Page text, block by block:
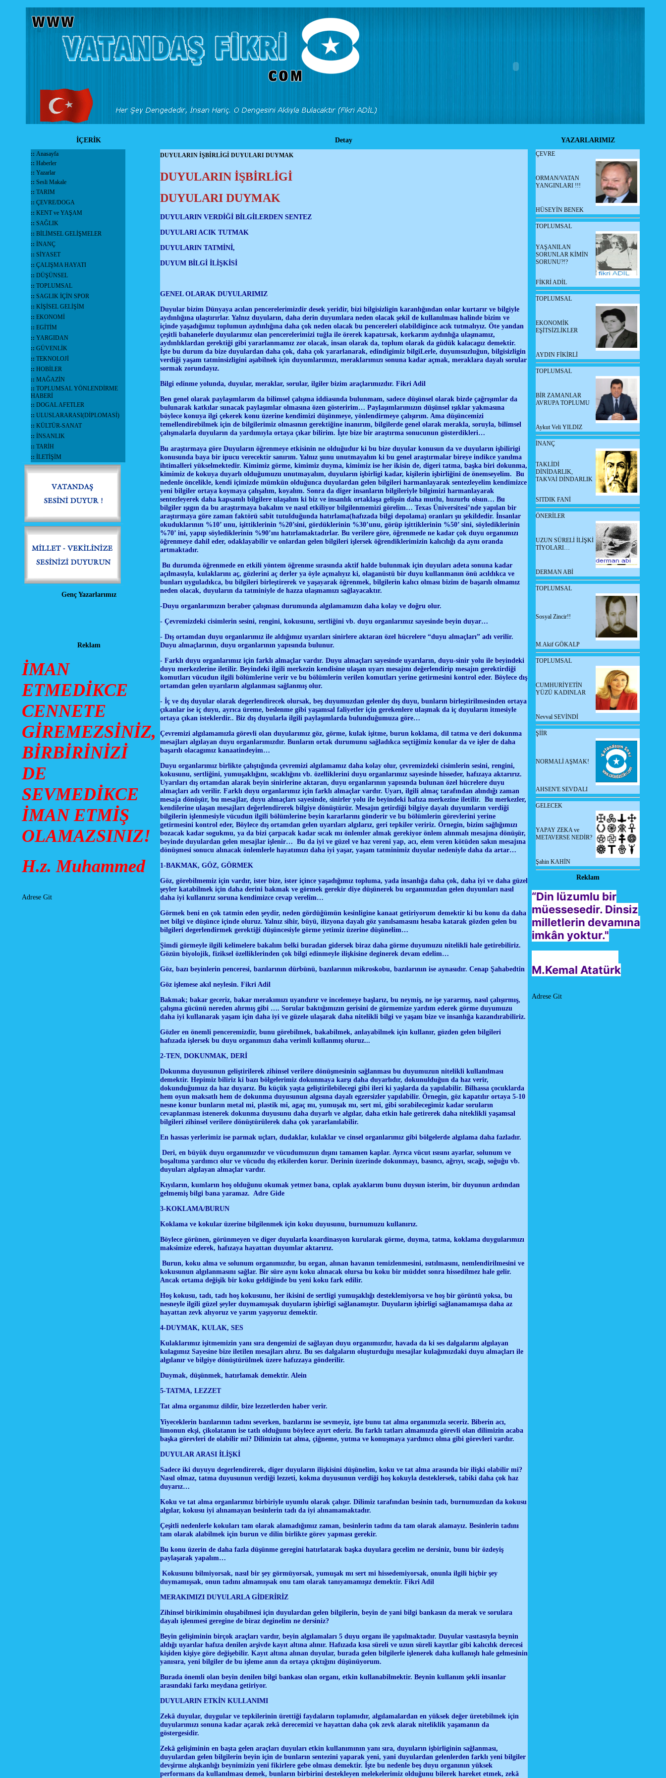
İÇERİK Detay YAZARLARIMIZ
:: Anasayfa
:: Haberler
:: Yazarlar
:: Sesli Makale
:: TARIM
:: ÇEVRE/DOGA
:: KENT ve YAŞAM
:: SAĞLIK
:: BİLİMSEL GELİŞMELER
:: İNANÇ
:: SİYASET
:: ÇALIŞMA HAYATI
:: DÜŞÜNSEL
:: TOPLUMSAL
:: SAGLIK İÇİN SPOR
:: KİŞİSEL GELİŞİM
:: EKONOMİ
:: EGİTİM
:: YARGIDAN
:: GÜVENLİK
:: TEKNOLOJİ
:: HOBİLER
:: MAĞAZİN
:: TOPLUMSAL YÖNLENDİRME
HABERİ
:: DOGAL AFETLER
:: ULUSLARARASI(DİPLOMASİ)
:: KÜLTÜR-SANAT
:: İNSANLIK
:: TARİH
:: İLETİŞİM
Genç Yazarlarımız
Reklam
İMAN
ETMEDİKCE
CENNETE
GİREMEZSİNİZ,
BİRBİRİNİZİ
DE
SEVMEDİKCE
İMAN ETMİŞ
OLAMAZSINIZ!
H.z. Muhammed
Adrese Git
DUYULARIN İŞBİRLİGİ DUYULARI DUYMAK
DUYULARIN İŞBİRLİGİ
DUYULARI DUYMAK
DUYULARIN VERDİĞİ BİLGİLERDEN SENTEZ
DUYULARI ACIK TUTMAK
DUYULARIN TATMİNİ,
DUYUM BİLGİ İLİŞKİSİ
GENEL OLARAK DUYULARIMIZ
Duyular bizim Dünyaya acılan pencerelerimizdir desek yeridir, bizi bilgisizligin karanlığından onlar kurtarır ve bilgiyle
aydınlığına ulaştırırlar. Yalnız duyuların, daha derin duyumlara neden olacak şekil de kullanılması halinde bizim ve
içinde yaşadığımız toplumun aydınlığına daha çok neden olacak bu pencereleri olabildigince acık tutmalıyız. Öte yandan
çeşitli bahanelerle duyularımız olan pencerelerimizi tuğla ile örerek kapatırsak, korkarım aydınlığa ulaşmamız,
aydınlıklardan gerektiği gibi yararlanmamız zor olacak, insan olarak da, toplum olarak da güdük kalacagız demektir.
İşte bu durum da bize duyulardan daha çok, daha çok yararlanarak, edindigimiz bilgiLerle, duyumsuzluğun, bilgisizligin
verdiği yaşam tatminsizligini aşabilnek için duyumlarımızı, meraklarımızı sonuna kadar açmak, meraklara dayalı sorular
sormak zorundayız.
Bilgi edinme yolunda, duyular, meraklar, sorular, ilgiler bizim araçlarımızdır. Fikri Adil
Ben genel olarak paylaşımlarım da bilimsel çalışma iddiasında bulunmam, sadece düşünsel olarak bizde çağrışımlar da
bulunarak katkılar sunacak paylaşımlar olmasına özen gösteririm… Paylaşımlarımızın düşünsel ışıklar yakmasına
böylece konuya ilgi çekerek konu üzerine kendimizi düşünmeye, yönlendirmeye çalışırım. Ama düşüncemizi
temellendirebilmek için de bilgilerimiz olmasının gerektiğine inanırım, bilgilerde genel olarak merakla, soruyla, bilimsel
çalışmalarla duyuların da yardımıyla ortaya çıkar bilirim. İşte bize bir araştırma sonucunun gösterdikleri…
Bu araştırmaya göre Duyuların öğrenmeye etkisinin ne olduğudur ki bu bize duyular konusun da ve duyuların işbilirigi
konusunda baya bir ipucu verecektir sanırım. Yalnız şunu unutmayalım ki bu genel araştırmalar bireye indikce yanılma
ihtimalleri yükselmektedir. Kimimiz görme, kimimiz duyma, kimimiz ise her ikisin de, digeri tatma, başka biri dokunma,
kimimiz de kokuya duyarlı olduğumuzu unutmayalım, duyuların işbirligi kadar, kişilerin işbirliğini de önemseyelim. Bu
nedenle öncelikle, kendi içimizde mümkün olduğunca duyulardan gelen bilgileri harmanlayarak sentezleyelim kendimizce
yeni bilgiler ortaya koymaya çalışalım, koyalım. Sonra da diger insanların bilgileriyle bilgimizi harmanlayarak
sentezleyerek daha kapsamlı bilgilere ulaşalım ki biz ve insanlık ortaklaşa gelişsin daha mutlu, huzurlu olsun… Bu
bilgiler ışıgın da bu araştırmaya bakalım ve nasıl etkiliyor bilgilenmemizi görelim… Texas Üniversitesi’nde yapılan bir
araştırmaya göre zaman faktörü sabit tutulduğunda hatırlama(hafızada bilgi depolama) oranları şu şekildedir. İnsanlar
okuduklarının %10’ unu, işittiklerinin %20’sini, gördüklerinin %30’unu, görüp işittiklerinin %50’ sini, söylediklerinin
%70’ ini, yapıp söylediklerinin %90’ını hatırlamaktadırlar. Bu verilere göre, öğrenmede ne kadar çok duyu organımızı
öğrenmeye dahil eder, odaklayabilir ve onlardan gelen bilgileri işlersek öğrendiklerimizin kalıcılığı da aynı oranda
artmaktadır.
Bu durumda öğrenmede en etkili yöntem öğrenme sırasında aktif halde bulunmak için duyuları adeta sonuna kadar
açılmasıyla, kulaklarını aç, gözlerini aç derler ya öyle açmalıyız ki, olaganüstü bir duyu kullanmanın önü acıldıkca ve
bunları uyguladıkca, bu bilgileri birleştirerek ve yaşayarak öğrenmek, bilgilerin kalıcı olması bizim de başarılı olmamız
neden olacak, duyuların da tatminiyle de hazza ulaşmamızı sağlayacaktır.
-Duyu organlarımızın beraber çalışması durumunda algılamamızın daha kolay ve doğru olur.
- Çevremizdeki cisimlerin sesini, rengini, kokusunu, sertliğini vb. duyu organlarımız sayesinde beyin duyar…
- Dış ortamdan duyu organlarımız ile aldığımız uyarıları sinirlere aktaran özel hücrelere “duyu almaçları” adı verilir.
Duyu almaçlarının, duyu organlarının yapısında bulunur.
- Farklı duyu organlarımız için farklı almaçlar vardır. Duyu almaçları sayesinde uyarıların, duyu-sinir yolu ile beyindeki
duyu merkezlerine iletilir. Beyindeki ilgili merkezin kendisine ulaşan uyarı mesajını değerlendirip mesajın gerektirdiği
komutları vücudun ilgili bölümlerine verir ve bu bölümlerin verilen komutları yerine getirmesini kontrol eder. Böylece dış
ortamdan gelen uyarıların algılanması sağlanmış olur.
- İç ve dış duyular olarak degerlendirecek olursak, beş duyumuzdan gelenler dış duyu, bunların birleştirilmesinden ortaya
çıkanlar ise iç duyu, ayrıca üreme, beslenme gibi yaşamsal faliyetler için gerekenlere ulaşmak da iç duyuların itmesiyle
ortaya çıkan isteklerdir.. Biz dış duyularla ilgili paylaşımlarda bulunduğumuza göre…
Çevremizi algılamamızla görevli olan duyularımız göz, görme, kulak işitme, burun koklama, dil tatma ve deri dokunma
mesajları algılayan duyu organlarımızdır. Bunların ortak durumunu sağladıkca seçtiğimiz konular da ve işler de daha
başarılı olacagımız kanaatindeyim…
Duyu organlarımız birlikte çalıştığında çevremizi algılamamız daha kolay olur, çevremizdeki cisimlerin sesini, rengini,
kokusunu, sertliğini, yumuşaklığını, sıcaklığını vb. özelliklerini duyu organlarımız sayesinde hisseder, hafızaya aktarırız.
Uyarıları dış ortamdan alarak beyin sinirlerine aktaran, duyu organlarının yapısında bulunan özel hücrelere duyu
almaçları adı verilir. Farklı duyu organlarımız için farklı almaçlar vardır. Uyarı, ilgili almaç tarafından alındığı zaman
mesaja dönüşür, bu mesajlar, duyu almaçları sayesinde, sinirler yolu ile beyindeki hafıza merkezine iletilir. Bu merkezler,
kendilerine ulaşan mesajları değerlendirerek bilgiye dönüştürür. Mesajın getirdiği bilgiye dayalı duyumların verdiği
bilgilerin işlenmesiyle vücudun ilgili bölümlerine beyin kararlarını gönderir ve bu bölümlerin görevlerini yerine
getirmesini kontrol eder, Böylece dış ortamdan gelen uyarıları algılarız, geri tepkiler veririz. Örnegin, bizim sağlığımızı
bozacak kadar sogukmu, ya da bizi çarpacak kadar sıcak mı önlemler almak gerekiyor önlem alınmalı mesajına dönüşür,
beyinde duyulardan gelen mesajlar işlenir… Bu da iyi ve güzel ve haz vereni yap, acı, elem veren kötüden sakın mesajına
dönüşmesi sonucu alınacak önlemlerle hayatımızı daha iyi yaşar, yaşam tatminimiz duyular nedeniyle daha da artar…
1-BAKMAK, GÖZ, GÖRMEK
Göz, görebilmemiz için vardır, ister bize, ister içince yaşadığımız topluma, yada insanlığa daha çok, daha iyi ve daha güzel
şeyler katabilmek için daha derini bakmak ve görmek gerekir diye düşünerek bu organımızdan gelen duyumları nasıl
daha iyi kullanırız soruna kendimizce cevap verelim…
Görmek beni en çok tatmin eden şeydir, neden gördüğümün kesinligine kanaat getiriyorum demektir ki bu konu da daha
net bilgi ve düşünce içinde oluruz. Yalnız sihir, büyü, ilizyona dayalı göz yanılsamasını hesaba katarak gözden gelen bu
bilgileri degerlendirmek gerektiği düşüncesiyle görme yetimiz üzerine düşünelim…
Şimdi görmeyle ilgili kelimelere bakalım belki buradan gidersek biraz daha görme duyumuzu nitelikli hale getirebiliriz.
Gözün biyolojik, fiziksel özelliklerinden çok bilgi edinmeyle ilişkisine deginerek devam edelim…
Göz, bazı beyinlerin penceresi, bazılarının dürbünü, bazılarının mikroskobu, bazılarının ise aynasıdır. Cenap Şahabedtin
Göz işlemese akıl neylesin. Fikri Adil
Bakmak; bakar geceriz, bakar merakımızı uyandırır ve incelemeye başlarız, bu neymiş, ne işe yararmış, nasıl çalışırmış,
çalışma gücünü nereden alırmış gibi …. Sorular baktığımızın gerisini de görmemize yardım ederek görme duyumuzu
daha iyi kullanarak yaşam için daha iyi ve güzele ulaşarak daha nitelikli bilgi ve yaşam bize ve insanlığa kazandırabiliriz.
Gözler en önemli penceremizdir, bunu görebilmek, bakabilmek, anlayabilmek için kullanır, gözden gelen bilgileri
hafızada işlersek bu duyu organımızı daha verimli kullanmış oluruz...
2-TEN, DOKUNMAK, DERİ
Dokunma duyusunun geliştirilerek zihinsel verilere dönüşmesinin sağlanması bu duyumuzun nitelikli kullanılması
demektir. Hepimiz biliriz ki bazı bölgelerimiz dokunmaya karşı daha duyarlıdır, dokunulduğun da haz verir,
dokunduğumuz da haz duyarız. Bu küçük yaşta geliştirilebilecegi gibi ileri ki yaşlarda da yapılabilir. Bilhassa çocuklarda
hem oyun maksatlı hem de dokunma duyusunun algısına dayalı egzersizler yapılabilir. Örnegin, göz kapatılır ortaya 5-10
nesne konur bunların metal mi, plastik mi, agaç mı, yumuşak mı, sert mi, gibi sorabilecegimiz kadar soruların
cevaplanması istenerek dokunma duyusunu daha duyarlı ve algılar, daha etkin hale getirerek daha niteklikli yaşamsal
bilgileri zihinsel verilere dönüştürülerek daha çok yararlanılabilir.
En hassas yerlerimiz ise parmak uçları, dudaklar, kulaklar ve cinsel organlarımız gibi bölgelerde algılama daha fazladır.
Deri, en büyük duyu organımızdır ve vücudumuzun dışını tamamen kaplar. Ayrıca vücut ısısını ayarlar, solunum ve
boşaltıma yardımcı olur ve vücudu dış etkilerden korur. Derinin üzerinde dokunmayı, basıncı, ağrıyı, sıcağı, soğuğu vb.
duyuları algılayan almaçlar vardır.
Kıyıların, kumların hoş olduğunu okumak yetmez bana, cıplak ayaklarım bunu duysun isterim, bir duyunun ardından
gelmemiş bilgi bana yaramaz. Adre Gide
3-KOKLAMA/BURUN
Koklama ve kokular üzerine bilgilenmek için koku duyusunu, burnumuzu kullanırız.
Böylece görünen, görünmeyen ve diger duyularla koardinasyon kurularak görme, duyma, tatma, koklama duygularımızı
maksimize ederek, hafızaya hayattan duyumlar aktarırız.
Burun, koku alma ve solunum organımızdır, bu organ, alınan havanın temizlenmesini, ısıtılmasını, nemlendirilmesini ve
kokusunun algılanmasını sağlar. Bir süre aynı koku alınacak olursa bu koku bir müddet sonra hissedilmez hale gelir.
Ancak ortama değişik bir koku geldiğinde bu yeni koku fark edilir.
Hoş kokusu, tadı, tadı hoş kokusunu, her ikisini de sertligi yumuşaklığı desteklemiyorsa ve hoş bir görüntü yoksa, bu
nesneyle ilgili güzel şeyler duymamışsak duyuların işbirligi sağlanamıştır. Duyuların işbirligi sağlanamamışsa daha az
hayattan zevk alıyoruz ve yarım yaşıyoruz demektir.
4-DUYMAK, KULAK, SES
Kulaklarımız işitmemizin yanı sıra dengemizi de sağlayan duyu organımızdır, havada da ki ses dalgalarını algılayan
kulagımız Sayesine bize iletilen mesajları alırız. Bu ses dalgaların oluşturduğu mesajlar kulağımızdaki duyu almaçları ile
algılanır ve bilgiye dönüştürülmek üzere hafızzaya gönderilir.
Duymak, düşünmek, hatırlamak demektir. Alein
5-TATMA, LEZZET
Tat alma organımız dildir, bize lezzetlerden haber verir.
Yiyeceklerin bazılarının tadını severken, bazılarını ise sevmeyiz, işte bunu tat alma organımızla seceriz. Biberin acı,
limonun ekşi, çikolatanın ise tatlı olduğunu böylece ayırt ederiz. Bu farklı tatları almamızda görevli olan dilimizin acaba
başka görevleri de olabilir mi? Dilimizin tat alma, çiğneme, yutma ve konuşmaya yardımcı olma gibi görevleri vardır.
DUYULAR ARASI İLİŞKİ
Sadece iki duyuyu degerlendirerek, diger duyuların ilişkisini düşünelim, koku ve tat alma arasında bir ilişki olabilir mi?
Nasıl olmaz, tatma duyusunun verdiği lezzeti, kokma duyusunun verdiği hoş kokuyla desteklersek, tabiki daha çok haz
duyarız…
Koku ve tat alma organlarımız birbiriyle uyumlu olarak çalışır. Dilimiz tarafından besinin tadı, burnumuzdan da kokusu
algılar, kokusu iyi alınamayan besinlerin tadı da iyi alınamamaktadır.
Çeşitli nedenlerle kokuları tam olarak alamadığımız zaman, besinlerin tadını da tam olarak alamayız. Besinlerin tadını
tam olarak alabilmek için burun ve dilin birlikte görev yapması gerekir.
Bu konu üzerin de daha fazla düşünme geregini hatırlatarak başka duyulara gecelim ne dersiniz, bunu bir özdeyiş
paylaşarak yapalım…
Kokusunu bilmiyorsak, nasıl bir şey görmüyorsak, yumuşak mı sert mi hissedemiyorsak, onunla ilgili hiçbir şey
duymamışsak, onun tadını almamışsak onu tam olarak tanıyamamışız demektir. Fikri Adil
MERAKIMIZI DUYULARLA GİDERİRİZ
Zihinsel birikimimin oluşabilmesi için duyulardan gelen bilgilerin, beyin de yani bilgi bankasın da merak ve sorulara
dayalı işlenmesi geregine de biraz deginelim ne dersiniz?
Beyin gelişiminin birçok araçları vardır, beyin algılamaları 5 duyu organı ile yapılmaktadır. Duyular vasıtasıyla beynin
aldığı uyarılar hafıza denilen arşivde kayıt altına alınır. Hafızada kısa süreli ve uzun süreli kayıtlar gibi kalıcılık derecesi
kişiden kişiye göre değişebilir. Kayıt altına alınan duyular, burada gelen bilgilerle işlenerek daha kullanışlı hale gelmesinin
yanısıra, yeni bilgiler de bu işleme anın da ortaya çıktığını düşünüyorum.
Burada önemli olan beyin denilen bilgi bankası olan organı, etkin kullanabilmektir. Beynin kullanım şekli insanlar
arasındaki farkı meydana getiriyor.
DUYULARIN ETKİN KULLANIMI
Zekâ duyular, duygular ve tepkilerinin ürettiği faydaların toplamıdır, algılamalardan en yüksek değer üretebilmek için
duyularımızı sonuna kadar açarak zekâ derecemizi ve hayattan daha çok zevk alarak niteliklik yaşamanın da
göstergesidir.
Zekâ gelişiminin en başta gelen araçları duyuları etkin kullanımının yanı sıra, duyuların işbirliginin sağlanması,
duyulardan gelen bilgilerin beyin için de bunların sentezini yaparak yeni, yani duyulardan gelenlerden farklı yeni bilgiler
devşirme alışkanlığı beynimizin yeni fikirlere gebe olması demektir. İşte bu nedenle beş duyu organının yüksek
performans da kullanılması demek, bunların birbirini destekleyen melekelerimiz olduğunu bilerek hareket etmek, zekâ
ÇEVRE
ORMAN/VATAN
YANGINLARI !!!
HÜSEYİN BENEK
TOPLUMSAL
YAŞANILAN
SORUNLAR KİMİN
SORUNU?!?
FİKRİ ADİL
TOPLUMSAL
EKONOMİK
EŞİTSİZLİKLER
AYDIN FİKİRLİ
TOPLUMSAL
BİR ZAMANLAR
AVRUPA TOPLUMU
Aykut Veli YILDIZ
İNANÇ
TAKLİDİ
DİNİDARLIK,
TAKVAİ DİNDARLIK
SITDIK FANİ
ÖNERİLER
UZUN SÜRELİ İLİŞKİ
TİYOLARI…
DERMAN ABİ
TOPLUMSAL
Sosyal Zincir!!
M.Akif GÖKALP
TOPLUMSAL
CUMHURİYETİN
YÜZÜ KADINLAR
Nevval SEVİNDİ
ŞİİR
NORMALİ AŞMAK!
AHSEN'E SEVDALI
GELECEK
YAPAY ZEKA ve
METAVERSE NEDİR?
Şahin KAHİN
Reklam
“Din lüzumlu bir
müessesedir. Dinsiz
milletlerin devamına
imkân yoktur."
M.Kemal Atatürk
Adrese Git